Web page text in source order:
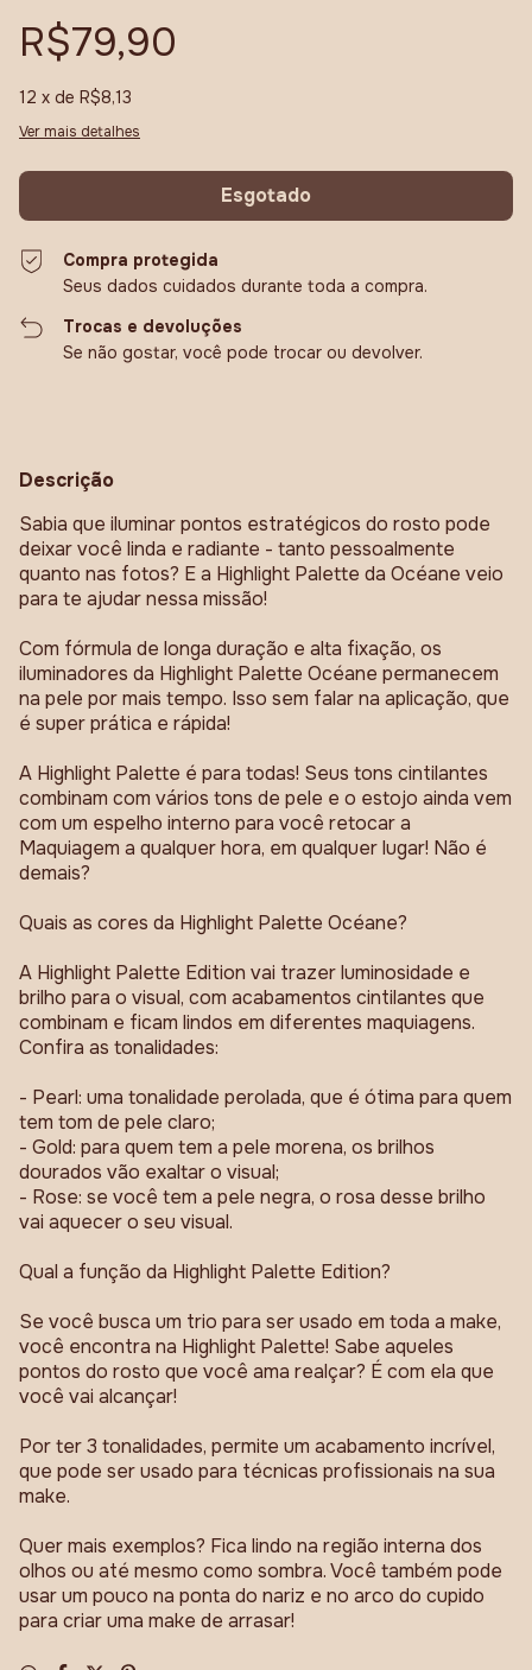
R$79,90
12 x de R$8,13
Ver mais detalhes
Compra protegida
Seus dados cuidados durante toda a compra.
Trocas e devoluções
Se não gostar, você pode trocar ou devolver.
Descrição
Sabia que iluminar pontos estratégicos do rosto pode
deixar você linda e radiante - tanto pessoalmente
quanto nas fotos? E a Highlight Palette da Océane veio
para te ajudar nessa missão!
Com fórmula de longa duração e alta fixação, os
iluminadores da Highlight Palette Océane permanecem
na pele por mais tempo. Isso sem falar na aplicação, que
é super prática e rápida!
A Highlight Palette é para todas! Seus tons cintilantes
combinam com vários tons de pele e o estojo ainda vem
com um espelho interno para você retocar a
Maquiagem a qualquer hora, em qualquer lugar! Não é
demais?
Quais as cores da Highlight Palette Océane?
A Highlight Palette Edition vai trazer luminosidade e
brilho para o visual, com acabamentos cintilantes que
combinam e ficam lindos em diferentes maquiagens.
Confira as tonalidades:
- Pearl: uma tonalidade perolada, que é ótima para quem
tem tom de pele claro;
- Gold: para quem tem a pele morena, os brilhos
dourados vão exaltar o visual;
- Rose: se você tem a pele negra, o rosa desse brilho
vai aquecer o seu visual.
Qual a função da Highlight Palette Edition?
Se você busca um trio para ser usado em toda a make,
você encontra na Highlight Palette! Sabe aqueles
pontos do rosto que você ama realçar? É com ela que
você vai alcançar!
Por ter 3 tonalidades, permite um acabamento incrível,
que pode ser usado para técnicas profissionais na sua
make.
Quer mais exemplos? Fica lindo na região interna dos
olhos ou até mesmo como sombra. Você também pode
usar um pouco na ponta do nariz e no arco do cupido
para criar uma make de arrasar!